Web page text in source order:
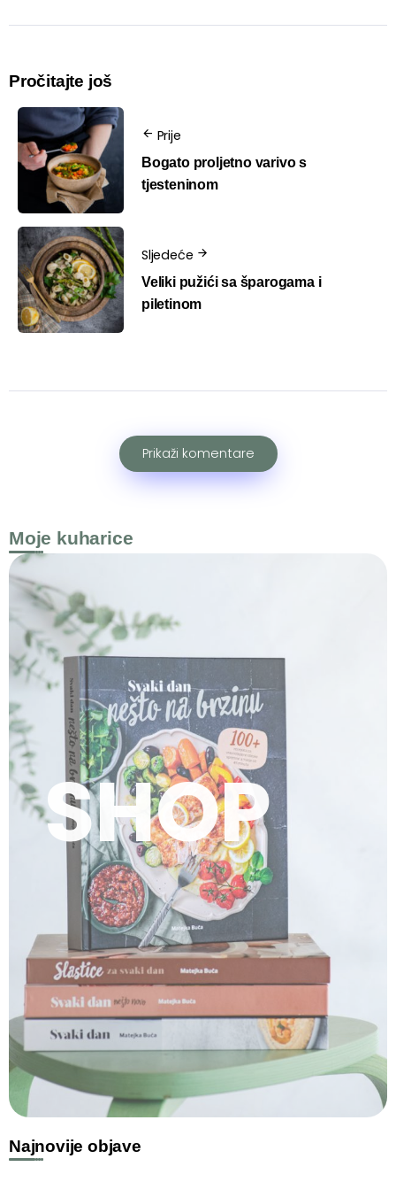
Pročitajte još
Prije
Bogato proljetno varivo s
tjesteninom
Sljedeće
Veliki pužići sa šparogama i
piletinom
Prikaži komentare
Moje kuharice
SHOP
Najnovije objave